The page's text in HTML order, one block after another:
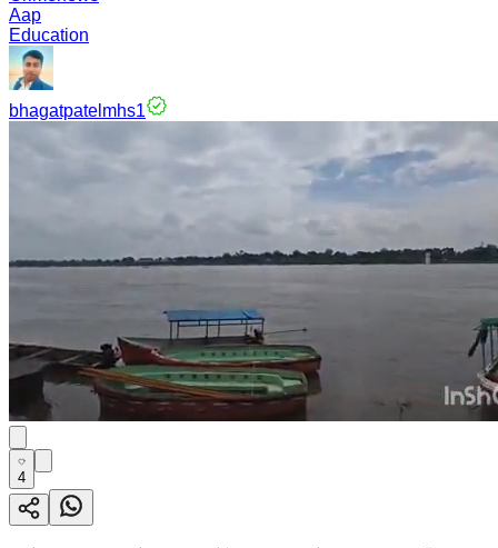
Aap
Education
bhagatpatelmhs1
4